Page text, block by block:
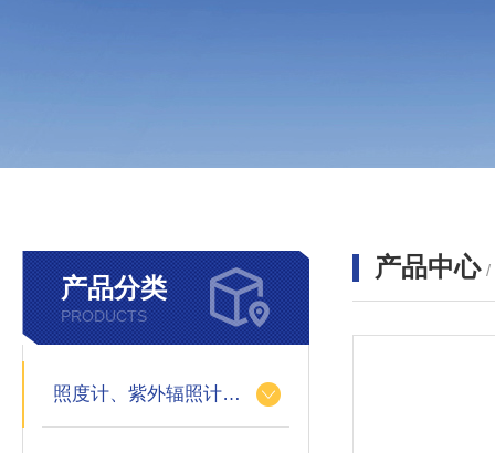
产品分类
PRODUCTS
照度计、紫外辐照计亮度计
产品中心 /